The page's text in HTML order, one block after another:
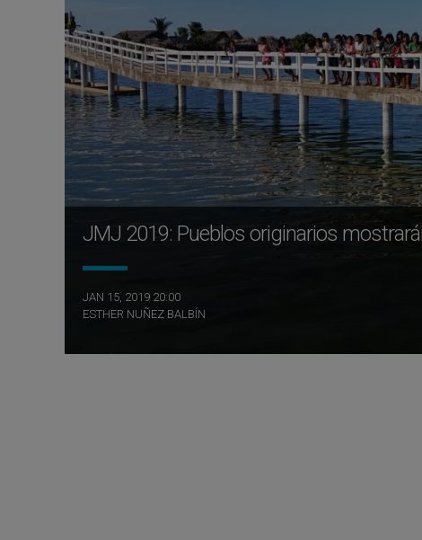
JMJ 2019: Pueblos originarios
JAN 15, 2019 20:00
ESTHER NUÑEZ BALBÍN